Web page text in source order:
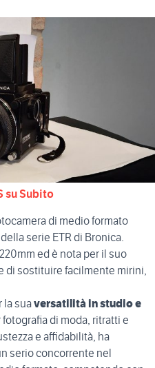
su Subito
di medio formato
serie ETR di Bronica.
ed è nota per il suo
di sostituire facilmente mirini,
la suaversatilità in studio e
fotografia di moda, ritratti e
e affidabilità, ha
serio concorrente nel